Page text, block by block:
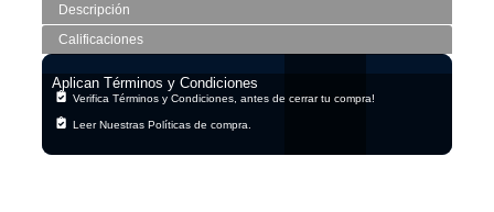
Descripción
Calificaciones
Aplican Términos y Condiciones
Verifica Términos y Condiciones, antes de cerrar tu compra!
Leer Nuestras Políticas de compra.